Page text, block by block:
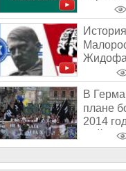
В
плане
2014